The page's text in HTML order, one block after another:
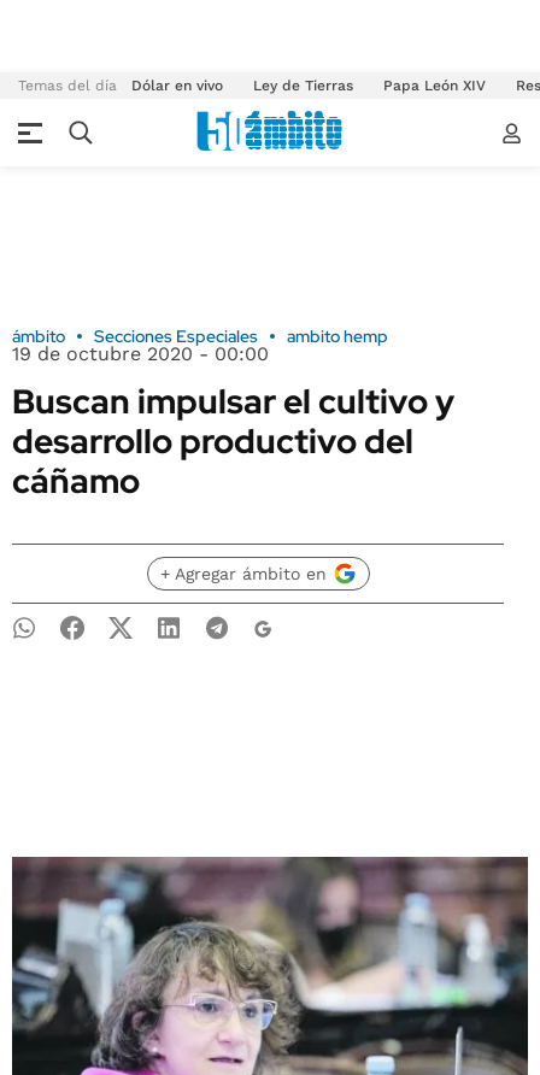
Temas del día Dólar en vivo Ley de Tierras Papa León XIV
ámbito Secciones Especiales ambito hemp
19 de octubre 2020 - 00:00
Buscan impulsar el cultivo y
desarrollo productivo del
cáñamo
+ Agregar ámbito en